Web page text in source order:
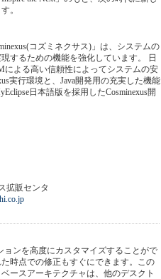
。
コズミネクサス)」は、システムの
するための機能を強化しています。 日
による高い信頼性によってシステムの安
実行環境と、Java開発用の充実した機能
日本語版を採用したCosminexus開
拡販センタ
ョンを高度にカスタマイズすることがで
時点での修正もすぐにできます。この
ースアーキテクチャは、他のデスクト